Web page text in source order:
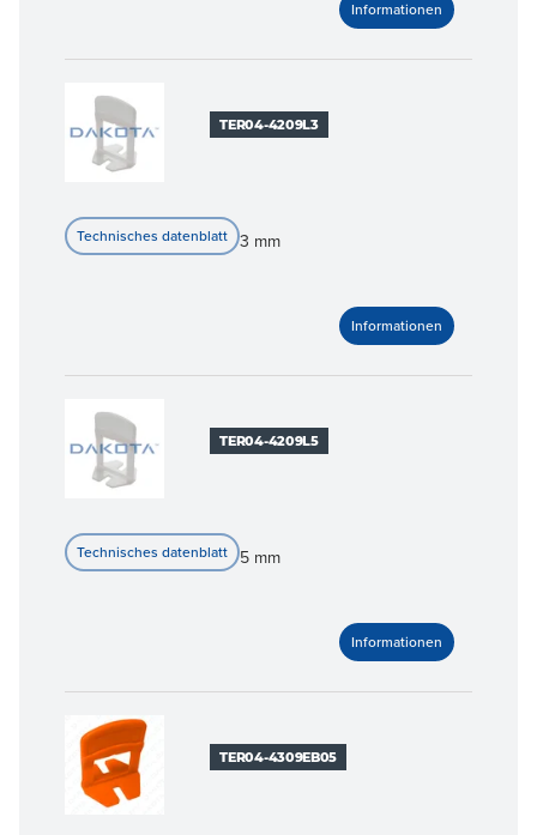
TER04-4209L3
3 mm
TER04-4209L5
5 mm
TER04-4309EB05